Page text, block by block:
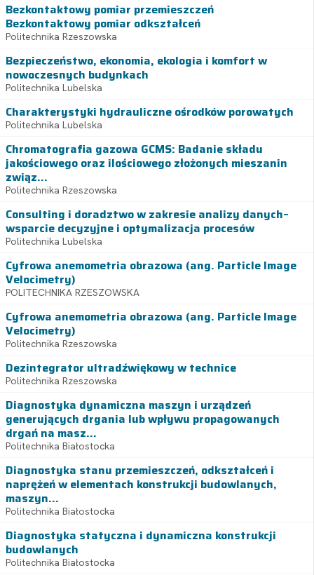
Bezkontaktowy pomiar przemieszczeń
Bezkontaktowy pomiar odkształceń
Politechnika Rzeszowska
Bezpieczeństwo, ekonomia, ekologia i komfort w
nowoczesnych budynkach
Politechnika Lubelska
Charakterystyki hydrauliczne ośrodków porowatych
Politechnika Lubelska
Chromatografia gazowa GCMS: Badanie składu
jakościowego oraz ilościowego złożonych mieszanin
związ...
Politechnika Rzeszowska
Consulting i doradztwo w zakresie analizy danych–
wsparcie decyzyjne i optymalizacja procesów
Politechnika Lubelska
Cyfrowa anemometria obrazowa (ang. Particle Image
Velocimetry)
POLITECHNIKA RZESZOWSKA
Cyfrowa anemometria obrazowa (ang. Particle Image
Velocimetry)
Politechnika Rzeszowska
Dezintegrator ultradźwiękowy w technice
Politechnika Rzeszowska
Diagnostyka dynamiczna maszyn i urządzeń
generujących drgania lub wpływu propagowanych
drgań na masz...
Politechnika Białostocka
Diagnostyka stanu przemieszczeń, odkształceń i
naprężeń w elementach konstrukcji budowlanych,
maszyn...
Politechnika Białostocka
Diagnostyka statyczna i dynamiczna konstrukcji
budowlanych
Politechnika Białostocka